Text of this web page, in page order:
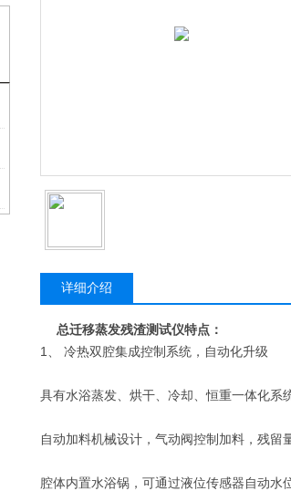
详细介绍
总迁移蒸发残渣测试仪特点：
1、 冷热双腔集成控制系统，自动化升级
具有水浴蒸发、烘干、冷却、恒重一体化系
自动加料机械设计，气动阀控制加料，残
腔体内置水浴锅，可通过液位传感器自动